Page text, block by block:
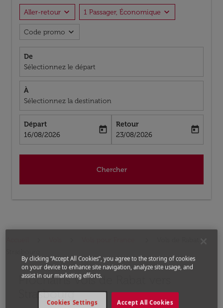
Aller-retour expand_more 1 Passager, Économique expand_more
Code promo expand_more
De
Sélectionnez le départ
À
Sélectionnez la destination
Départ
fc-booking-departure-date-aria-label
16/08/2026
today
Retour
fc-booking-return-date-aria-label
23/08/2026
today
Chercher
Vols de Rabat a
Prochains Vols de Rabat vers
Strasbourg
Aucun tarif trouvé pour les options populaires
By clicking “Accept All Cookies”, you agree to the storing of cookies
on your device to enhance site navigation, analyze site usage, and
assist in our marketing efforts.
Accept All Cookies
Cookies Settings